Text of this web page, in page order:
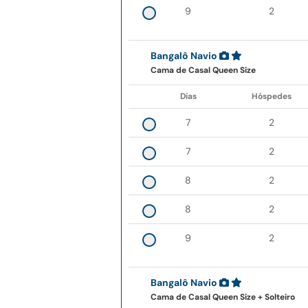
9 2
Bangalô Navio
Cama de Casal Queen Size
Dias Hóspedes
7 2
7 2
8 2
8 2
9 2
Bangalô Navio
Cama de Casal Queen Size + Solteiro